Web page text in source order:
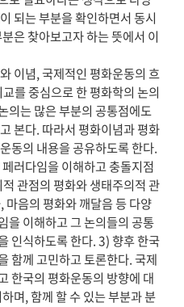
되는 부분을 확인하면서 동시
은 찾아보고자 하는 뜻에서 이
이념, 국제적인 평화운동의 흐
를 중심으로 한 평화학의 논의
의는 많은 부분의 공통점에도
본다. 따라서 평화이념과 평화
동의 내용을 공유하도록 한다.
러다임을 이해하고 충돌지점
관점의 평화와 생태주의적 관
마음의 평화와 깨달음 등 다양
을 이해하고 그 논의들의 공통
인식하도록 한다. 3) 향후 한국
함께 고민하고 토론한다. 국제
한국의 평화운동의 방향에 대
며, 함께 할 수 있는 부분과 분